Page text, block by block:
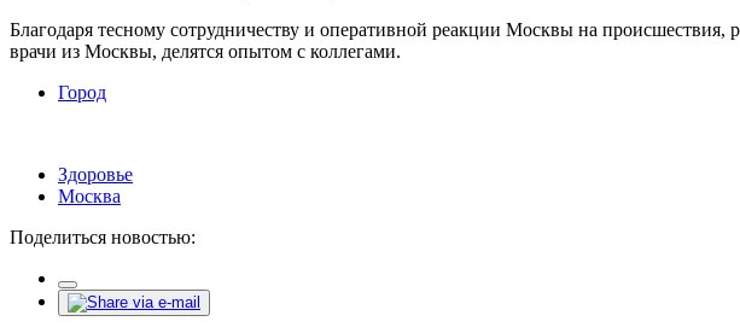
Благодаря тесному сотрудничеству и оперативной реакции Москвы на
врачи из Москвы, делятся опытом с коллегами.
Город
Здоровье
Москва
Поделиться новостью: